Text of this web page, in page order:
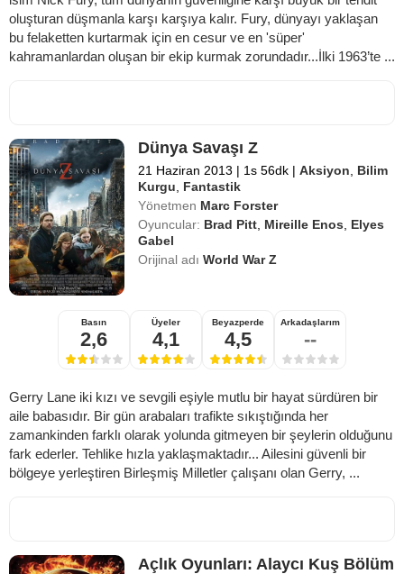
oluşturan düşmanla karşı karşıya kalır. Fury, dünyayı yaklaşan
bu felaketten kurtarmak için en cesur ve en 'süper'
kahramanlardan oluşan bir ekip kurmak zorundadır...İlki 1963’te ...
Dünya Savaşı Z
21 Haziran 2013 | 1s 56dk | Aksiyon
Bilim
Kurgu
Fantastik
Yönetmen Marc Forster
Oyuncular: Brad Pitt Mireille Enos
Elyes
Gabel
Orijinal adıWorld War Z
Basın
2,6
Üyeler
4,1
Beyazperde
4,5
Arkadaşlarım
--
Gerry Lane iki kızı ve sevgili eşiyle mutlu bir hayat sürdüren bir
aile babasıdır. Bir gün arabaları trafikte sıkıştığında her
zamankinden farklı olarak yolunda gitmeyen bir şeylerin olduğunu
fark ederler. Tehlike hızla yaklaşmaktadır... Ailesini güvenli bir
bölgeye yerleştiren Birleşmiş Milletler çalışanı olan Gerry, ...
Açlık Oyunları: Alaycı Kuş Bölüm